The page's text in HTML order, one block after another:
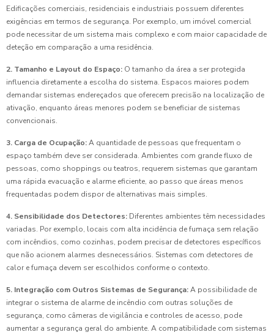
Edificações comerciais, residenciais e industriais possuem diferentes
exigências em termos de segurança. Por exemplo, um imóvel comercial
pode necessitar de um sistema mais complexo e com maior capacidade de
deteção em comparação a uma residência.
2. Tamanho e Layout do Espaço: O tamanho da área a ser protegida
influencia diretamente a escolha do sistema. Espacos maiores podem
demandar sistemas endereçados que oferecem precisão na localização de
ativação, enquanto áreas menores podem se beneficiar de sistemas
convencionais.
3. Carga de Ocupação:A quantidade de pessoas que frequentam o
espaço também deve ser considerada. Ambientes com grande fluxo de
pessoas, como shoppings ou teatros, requerem sistemas que garantam
uma rápida evacuação e alarme eficiente, ao passo que áreas menos
frequentadas podem dispor de alternativas mais simples.
4. Sensibilidade dos Detectores: Diferentes ambientes têm necessidades
variadas. Por exemplo, locais com alta incidência de fumaça sem relação
com incêndios, como cozinhas, podem precisar de detectores específicos
que não acionem alarmes desnecessários. Sistemas com detectores de
calor e fumaça devem ser escolhidos conforme o contexto.
5. Integração com Outros Sistemas de Segurança:A possibilidade de
integrar o sistema de alarme de incêndio com outras soluções de
segurança, como câmeras de vigilância e controles de acesso, pode
aumentar a segurança geral do ambiente. A compatibilidade com sistemas